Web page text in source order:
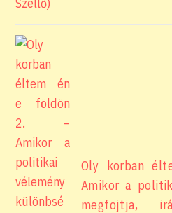
Oly korban
Amikor a
megfojtja,